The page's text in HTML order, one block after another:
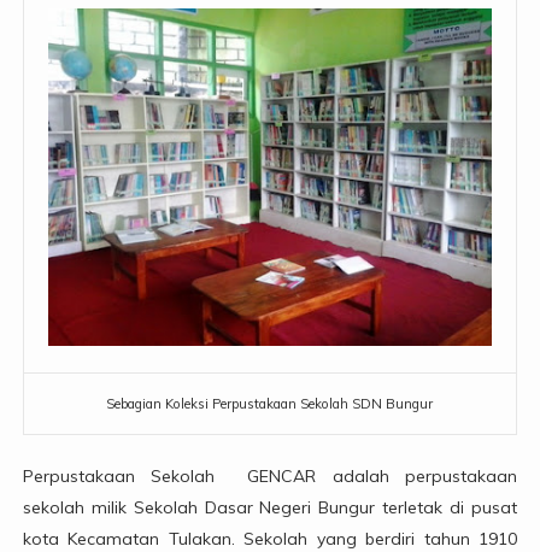
Sebagian Koleksi Perpustakaan Sekolah SDN Bungur
Perpustakaan Sekolah GENCAR adalah perpustakaan
sekolah milik Sekolah Dasar Negeri Bungur terletak di pusat
kota Kecamatan Tulakan. Sekolah yang berdiri tahun 1910